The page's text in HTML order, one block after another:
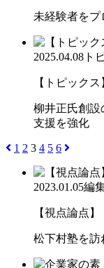
未経験者をプ
2025.04.08 ト
【トピック
柳井正氏創設
支援を強化
1 2 3 4 5 6
2023.01.05編
【視点論点】
松下村塾を訪